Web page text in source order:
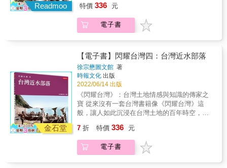
出版社都使用舊出版品反覆翻拍的圖片，大多
市價高達50萬台幣的森丑之助的精緻柯羅版原
版圖片。如此投資只為了取得最好的印製效
果，這也使得《閃耀台灣》中的原住民圖像無
論內容和視覺效果，都達到了台灣出版界史上
的最高峰。 至於物產和生態方面的圖片，則是
使用了《大量台灣寫真大觀》、《亞細亞寫真
大觀》和《台灣物產大觀》精美的原版照片，
呈現了前所未有的視覺效果。有關過去台灣人
生活和習俗的影像則是民國49年（1960年）薛
培德牧師所拍攝的經典照片，每一張都是由原
底片沖洗出來，並且進行精美的數位上色，展
現了動人的往日情懷。 總之，在技術工藝層
面，台灣沒有任何一本出版物像《閃耀台灣》
做出如此大的財力，動用如此多的人力，以及
付出如此深的心力，只為了留下一套值得代代
Readmoo
爾也因目睹具體的事件而感受到內心強大的衝
擊。這套書已經超過傳統紙本書的視覺極限，
而是台灣土地情感而知識的傳家之寶。不只是
價值。 能做到這一點，是因為《閃耀台灣》使
用了最精美的照片原材料，以及最高端的現代
數位上色工藝技術。這是徐宗懋圖文館動用了
累積20年的原照片收藏，以及過去5年建立的國
際一流數位上色藝術師團隊，兩項優勢所取得
的驚人成果。 以《台灣山鄉原民》這一本畫冊
為例，本畫冊使用日本學術權威森丑之助先生
在百年前所拍攝的經典原住民圖錄照片，一般
出版社都使用舊出版品反覆翻拍的圖片，大多
市價高達50萬台幣的森丑之助的精緻柯羅版原
版圖片。如此投資只為了取得最好的印製效
果，這也使得《閃耀台灣》中的原住民圖像無
特價 336 元
電子書
金石堂
【電子書】閃耀台灣四：台灣近水部落
徐宗懋圖文館 著
時報文化 出版
2022/06/14 出版
《閃耀台灣》：台灣土地情感與知識的傳家之
寶 從來沒有一套台灣書籍像《閃耀台灣》這
般，讓人如此沉浸在台灣土地的百年時空，猶
爾也因目睹具體的事件而感受到內心強大的衝
擊。這套書已經超過傳統紙本書的視覺極限，
而是台灣土地情感而知識的傳家之寶。不只是
7 折 特價 336 元
電子書